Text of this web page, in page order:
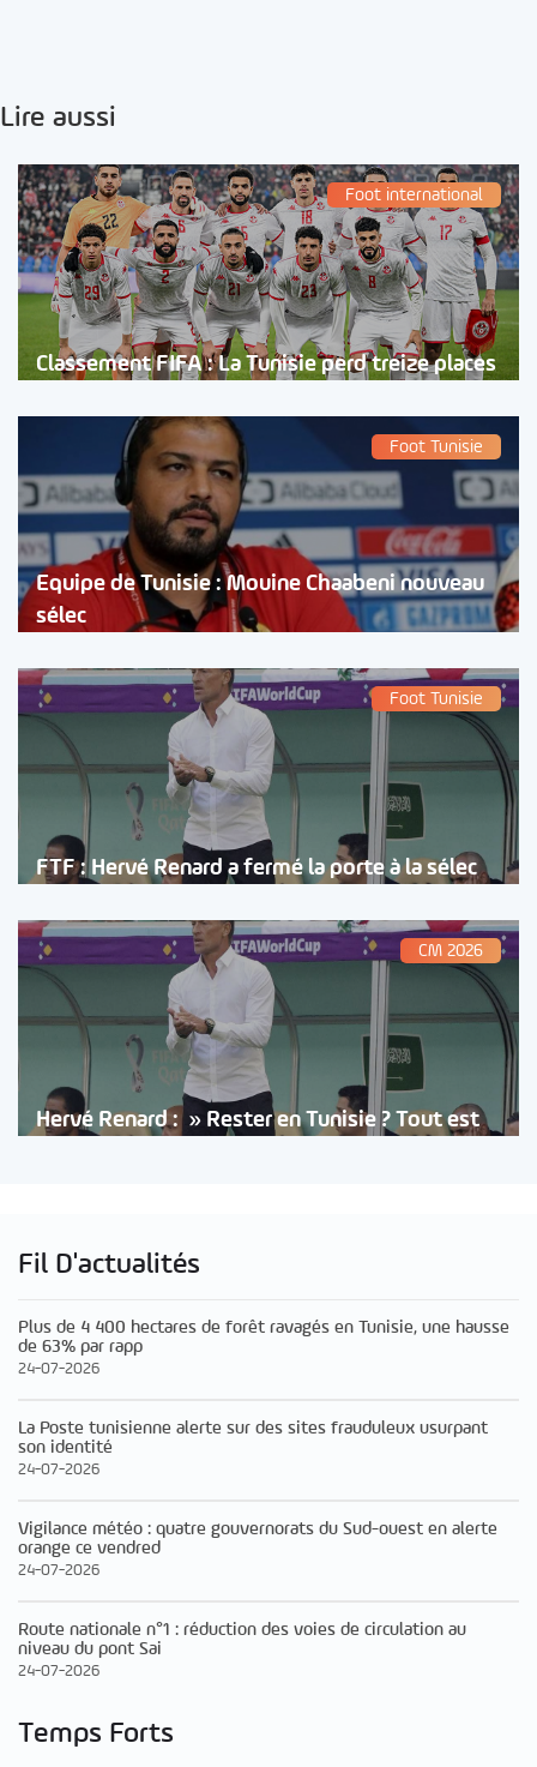
Lire aussi
Foot international
Classement FIFA : La Tunisie perd treize places
Foot Tunisie
Equipe de Tunisie : Mouine Chaabeni nouveau
sélec
Foot Tunisie
FTF : Hervé Renard a fermé la porte à la sélec
CM 2026
Hervé Renard : » Rester en Tunisie ? Tout est
Fil D'actualités
Plus de 4 400 hectares de forêt ravagés en Tunisie, une hausse
de 63% par rapp
24-07-2026
La Poste tunisienne alerte sur des sites frauduleux usurpant
son identité
24-07-2026
Vigilance météo : quatre gouvernorats du Sud-ouest en alerte
orange ce vendred
24-07-2026
Route nationale n°1 : réduction des voies de circulation au
niveau du pont Sai
24-07-2026
Temps Forts